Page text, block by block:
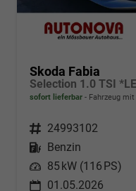
Skoda Fabia
sofort lieferbar Fahrzeug
Fahrzeugnr. 24993102
Kraftstoff
Benzin
Leistung 85 kW (116 PS)
01.05.2026